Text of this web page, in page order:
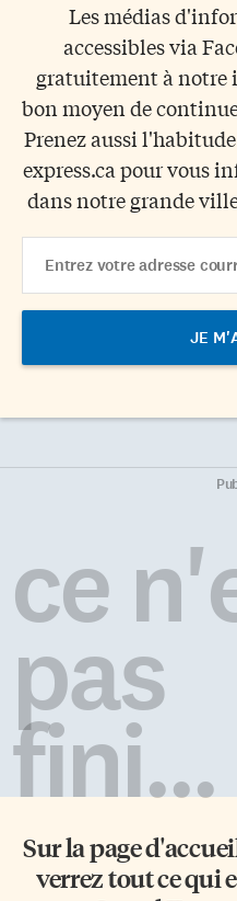
Les médias
accessibles via
gratuitement à notre
bon moyen de
Prenez aussi
express.ca pour vous
dans notre grande
Address
ce
pas
fini...
Sur la page
verrez tout ce qui